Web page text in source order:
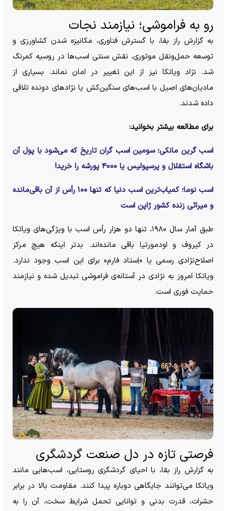
رو به فراموشی؛ نیازمند نجات
به گزارش راز بقا، با گسترش فناوری، مکانیزه شدن کشاورزی و
توسعه حمل‌ونقل موتوری، نقش سنتی اسب‌ها در روسیه کمرنگ
شد. نژاد ویاتکا نیز از این تغییر در امان نماند. بسیاری از
مادیان‌های اصیل با اسب‌های سنگین‌کش یا نژاد‌های دونده تلاقی
داده شدند.
برای مطالعه بیشتر بخوانید:
اسب گرین مانکی؛ سومین اسب گران تاریخ که می‌شود با پول آن
باشگاه استقلال و پرسپولیس یا ۴۰۰۰ پورشه را خرید!
اسب نوما؛ کمیاب‌ترین اسب دنیا که تنها ۱۰۰ رأس از آن باقی‌مانده
و میراثی زنده کشور ژاپن است
طبق آمار سال ۱۹۸۰، تنها دو هزار رأس اسب با ویژگی‌های ویاتکا
در کیروف و اودمورتیا باقی مانده‌اند. بدتر اینکه هیچ مرکز
اصلاح‌نژادی رسمی یا «اِستاد فارم» برای این اسب وجود ندارد.
ویاتکا امروز به نژادی در آستانه‌ی فراموشی تبدیل شده و نیازمند
حمایت فوری است.
فرصتی تازه در دل صنعت گردشگری
به گزارش راز بقا، با احیای گردشگری روستایی، اسب‌هایی مانند
ویاتکا می‌توانند جایگاهی دوباره پیدا کنند. مقاومت بالا در برابر
حشرات، قدرت بدنی و توانایی تحمل شرایط سخت، آن را به